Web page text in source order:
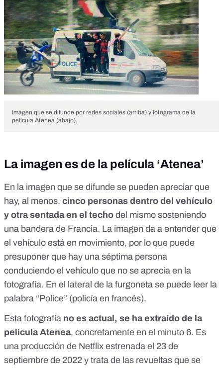
Imagen que se difunde por redes sociales (arriba) y fotograma de la
película Atenea (abajo).
La imagen es de la película ‘Atenea’
En la imagen que se difunde se pueden apreciar que
hay, al menos, cinco personas dentro del vehículo
y otra sentada en el techo del mismo sosteniendo
una bandera de Francia. La imagen da a entender que
el vehículo está en movimiento, por lo que puede
presuponer que hay una séptima persona
conduciendo el vehículo que no se aprecia en la
fotografía. En el lateral de la furgoneta se puede leer la
palabra “Police” (policía en francés).
Esta fotografía no es actual, se ha extraído de la
película Atenea, concretamente en el minuto 6. Es
una producción de Netflix estrenada el 23 de
septiembre de 2022 y trata de las revueltas que se